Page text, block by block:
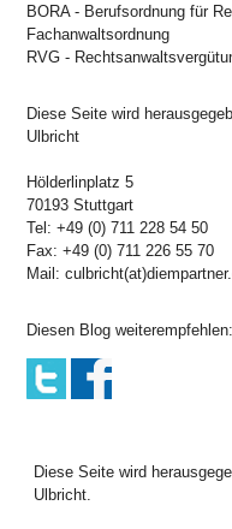
BORA - Berufsordnung für
Fachanwaltsordnung
RVG -
Diese Seite wird
Ulbricht
Hölderlinplatz 5
70193 Stuttgart
Tel: +49 (0) 711 228 54 50
Fax: +49 (0) 711 226 55 70
Mail:
Diesen Blog weiterempfehlen:
Diese Seite wird
Ulbricht.